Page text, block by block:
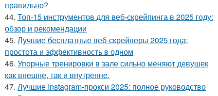
правильно?
44. Топ-15 инструментов для веб-скрейпинга в 2025 году:
обзор и рекомендации
45. Лучшие бесплатные веб-скрейперы 2025 года:
простота и эффективность в одном
46. Упорные тренировки в зале сильно меняют девушек
как внешне, так и внутренне.
47. Лучшие Instagram-прокси 2025: полное руководство